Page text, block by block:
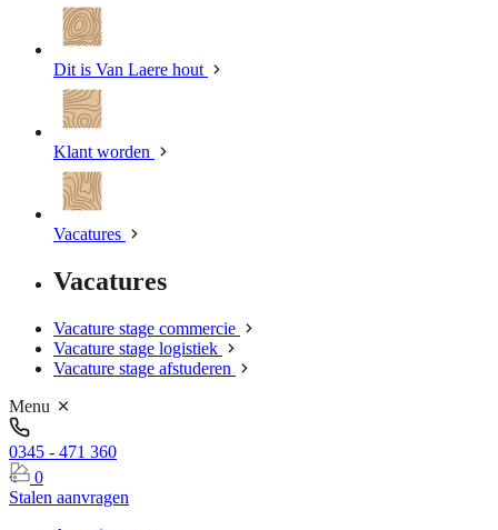
Dit is Van Laere hout
Klant worden
Vacatures
Vacatures
Vacature stage commercie
Vacature stage logistiek
Vacature stage afstuderen
Menu
0345 - 471 360
0
Stalen aanvragen